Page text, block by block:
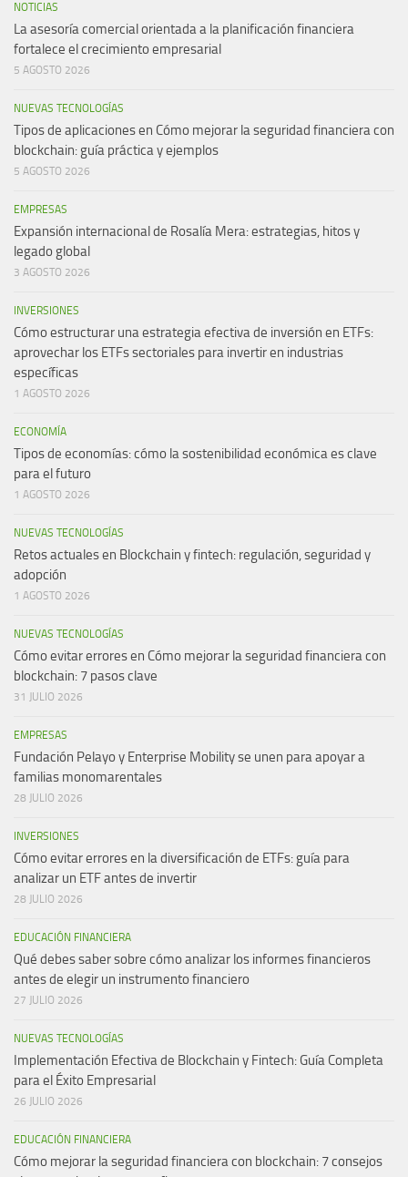
NOTICIAS
La asesoría comercial orientada a la planificación financiera
fortalece el crecimiento empresarial
5 AGOSTO 2026
NUEVAS TECNOLOGÍAS
Tipos de aplicaciones en Cómo mejorar la seguridad financiera con
blockchain: guía práctica y ejemplos
5 AGOSTO 2026
EMPRESAS
Expansión internacional de Rosalía Mera: estrategias, hitos y
legado global
3 AGOSTO 2026
INVERSIONES
Cómo estructurar una estrategia efectiva de inversión en ETFs:
aprovechar los ETFs sectoriales para invertir en industrias
específicas
1 AGOSTO 2026
ECONOMÍA
Tipos de economías: cómo la sostenibilidad económica es clave
para el futuro
1 AGOSTO 2026
NUEVAS TECNOLOGÍAS
Retos actuales en Blockchain y fintech: regulación, seguridad y
adopción
1 AGOSTO 2026
NUEVAS TECNOLOGÍAS
Cómo evitar errores en Cómo mejorar la seguridad financiera con
blockchain: 7 pasos clave
31 JULIO 2026
EMPRESAS
Fundación Pelayo y Enterprise Mobility se unen para apoyar a
familias monomarentales
28 JULIO 2026
INVERSIONES
Cómo evitar errores en la diversificación de ETFs: guía para
analizar un ETF antes de invertir
28 JULIO 2026
EDUCACIÓN FINANCIERA
Qué debes saber sobre cómo analizar los informes financieros
antes de elegir un instrumento financiero
27 JULIO 2026
NUEVAS TECNOLOGÍAS
Implementación Efectiva de Blockchain y Fintech: Guía Completa
para el Éxito Empresarial
26 JULIO 2026
EDUCACIÓN FINANCIERA
Cómo mejorar la seguridad financiera con blockchain: 7 consejos